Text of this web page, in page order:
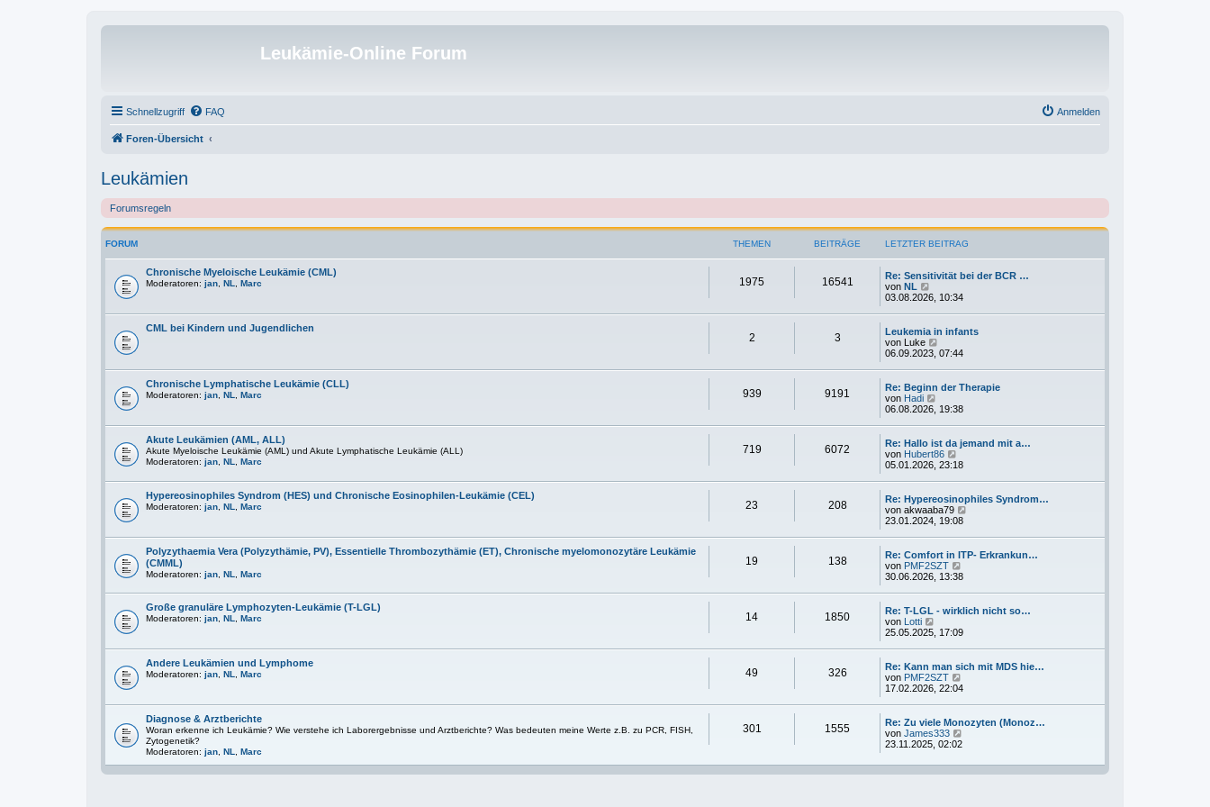
Leukämie-Online Forum
Schnellzugriff FAQ Anmelden
Foren-Übersicht
Leukämien
Forumsregeln
FORUM THEMEN BEITRÄGE LETZTER BEITRAG
Chronische Myeloische Leukämie (CML)
Moderatoren: jan NL Marc 1975 16541
Re: Sensitivität bei der BCR …
von NL
e
e
s
t
e
B
i
t
r
a
03.08.2026, 10:34
CML bei Kindern und Jugendlichen
2 3
Leukemia in infants
von Luke
e
e
s
e
B
e
i
t
r
a
06.09.2023, 07:44
Chronische Lymphatische Leukämie (CLL)
Moderatoren: jan NL Marc 939 9191
Re: Beginn der Therapie
von Hadi
e
e
s
t
e
B
i
t
r
a
06.08.2026, 19:38
Akute Leukämien (AML, ALL)
Akute Myeloische Leukämie (AML) und Akute Lymphatische Leukämie (ALL)
Moderatoren: jan NL Marc
719 6072
Re: Hallo ist da jemand mit a…
von Hubert86
e
e
s
t
e
B
e
i
t
r
a
05.01.2026, 23:18
Hypereosinophiles Syndrom (HES) und Chronische Eosinophilen-Leukämie (CEL)
Moderatoren: jan NL Marc 23 208
Re: Hypereosinophiles Syndrom…
von akwaaba79
e
s
B
e
i
a
23.01.2024, 19:08
Polyzythaemia Vera (Polyzythämie, PV), Essentielle Thrombozythämie (ET), Chronische myelomonozytäre Leukämie
(CMML)
Moderatoren: jan NL Marc
19 138
Re: Comfort in ITP- Erkrankun…
von PMF2SZT
e
e
s
e
B
e
i
t
r
a
30.06.2026, 13:38
Große granuläre Lymphozyten-Leukämie (T-LGL)
Moderatoren: jan NL Marc 14 1850
Re: T-LGL - wirklich nicht so…
von Lotti
e
e
s
t
e
r
B
e
i
t
r
25.05.2025, 17:09
Andere Leukämien und Lymphome
Moderatoren: jan NL Marc 49 326
Re: Kann man sich mit MDS hie…
von PMF2SZT
e
e
s
e
B
e
17.02.2026, 22:04
Diagnose & Arztberichte
Woran erkenne ich Leukämie? Wie verstehe ich Laborergebnisse und Arztberichte? Was bedeuten meine Werte z.B. zu PCR, FISH,
Zytogenetik?
Moderatoren: jan NL Marc
301 1555
Re: Zu viele Monozyten (Monoz…
von James333
e
s
23.11.2025, 02:02